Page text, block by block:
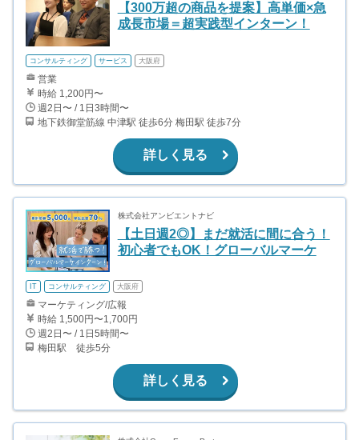
【300万超の商品を提案】高単価×急
成長市場＝超実践型インターン！
コンサルティング サービス 大阪府
営業
時給 1,200円〜
週2日〜 / 1日3時間〜
地下鉄御堂筋線 中津駅 徒歩6分 梅田駅 徒歩7分
詳しく見る
株式会社アンビエントナビ
【土日週2◎】まだ就活に間に合う！
初心者でもOK！グローバルマーケ
IT コンサルティング 大阪府
マーケティング/広報
時給 1,500円〜1,700円
週2日〜 / 1日5時間〜
梅田駅 徒歩5分
詳しく見る